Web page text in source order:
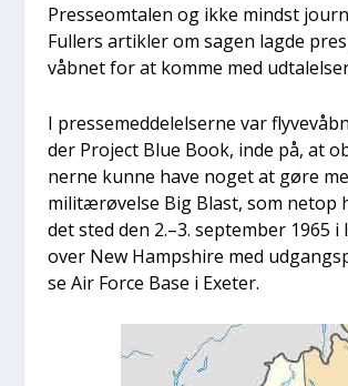
Pres­seom­ta­len og ikke mindst
Ful­lers artik­ler om sagen lag­de
våb­net for at kom­me med
I pres­se­med­del­el­ser­ne var
der Pro­ject Blue Book, inde på, at
ner­ne kun­ne have noget at gøre
mili­tærø­vel­se Big Blast, som net­op
det sted den 2.–3. sep­tem­ber 1965
over New Hamps­hi­re med
se Air For­ce Base i Exe­ter.